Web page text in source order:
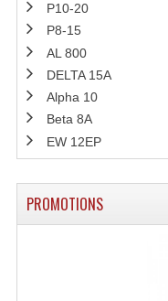
P10-20
P8-15
AL 800
DELTA 15A
Alpha 10
Beta 8A
EW 12EP
PROMOTIONS